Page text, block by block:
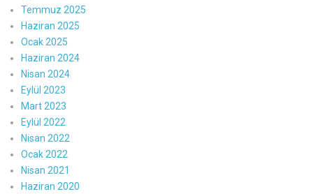
Temmuz 2025
Haziran 2025
Ocak 2025
Haziran 2024
Nisan 2024
Eylül 2023
Mart 2023
Eylül 2022
Nisan 2022
Ocak 2022
Nisan 2021
Haziran 2020